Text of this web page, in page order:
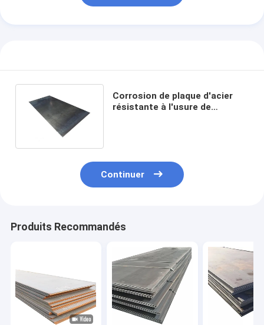
Corrosion de plaque d'acier
résistante à l'usure de
Continuer
Produits Recommandés